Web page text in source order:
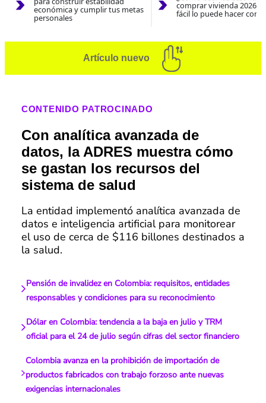
económica y cumplir tus metas
personales
comprar vivienda 2026?
fácil lo puede hacer con
Artículo nuevo
CONTENIDO PATROCINADO
Con analítica avanzada de
datos, la ADRES muestra cómo
se gastan los recursos del
sistema de salud
La entidad implementó analítica avanzada de
datos e inteligencia artificial para monitorear
el uso de cerca de $116 billones destinados a
la salud.
Pensión de invalidez en Colombia: requisitos, entidades
responsables y condiciones para su reconocimiento
Dólar en Colombia: tendencia a la baja en julio y TRM
oficial para el 24 de julio según cifras del sector financiero
Colombia avanza en la prohibición de importación de
productos fabricados con trabajo forzoso ante nuevas
exigencias internacionales